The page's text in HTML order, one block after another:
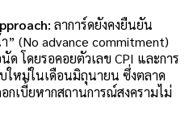
ลาการ์ดยังคงยืนยัน
” (No advance commitment)
โดยรอคอยตัวเลข CPI และการ
ใหม่ในเดือนมิถุนายน ซึ่งตลาด
กเบี้ยหากสถานการณ์สงครามไม่